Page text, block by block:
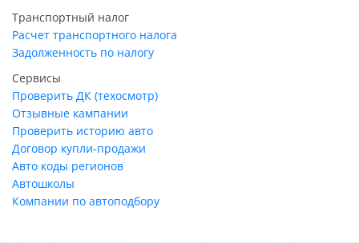
Транспортный налог
Расчет транспортного налога
Задолженность по налогу
Сервисы
Проверить ДК (техосмотр)
Отзывные кампании
Проверить историю авто
Договор купли-продажи
Авто коды регионов
Автошколы
Компании по автоподбору